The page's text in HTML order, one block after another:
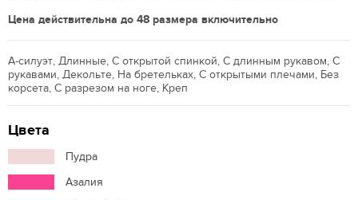
Цена действительна до 48 размера включительно
А-силуэт, Длинные, С открытой спинкой, С длинным рукавом, С
рукавами, Декольте, На бретельках, С открытыми плечами, Без
корсета, С разрезом на ноге, Креп
Цвета
Пудра
Азалия